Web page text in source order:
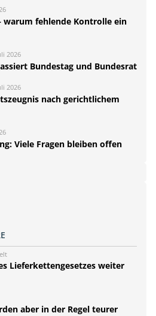
warum fehlende Kontrolle ein
2026
Bundestag und Bundesrat
2026
nach gerichtlichem
Viele Fragen bleiben offen
Lieferkettengesetzes weiter
aber in der Regel teurer